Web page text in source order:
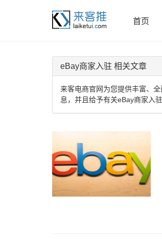
首页
eBay商家入驻 相关文章
来客电商官网为您提供丰富、
息，并且给予有关eBay商家入